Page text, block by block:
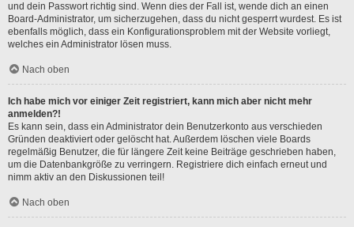
und dein Passwort richtig sind. Wenn dies der Fall ist, wende dich an einen
Board-Administrator, um sicherzugehen, dass du nicht gesperrt wurdest. Es ist
ebenfalls möglich, dass ein Konfigurationsproblem mit der Website vorliegt,
welches ein Administrator lösen muss.
Nach oben
Ich habe mich vor einiger Zeit registriert, kann mich aber nicht mehr
anmelden?!
Es kann sein, dass ein Administrator dein Benutzerkonto aus verschieden
Gründen deaktiviert oder gelöscht hat. Außerdem löschen viele Boards
regelmäßig Benutzer, die für längere Zeit keine Beiträge geschrieben haben,
um die Datenbankgröße zu verringern. Registriere dich einfach erneut und
nimm aktiv an den Diskussionen teil!
Nach oben